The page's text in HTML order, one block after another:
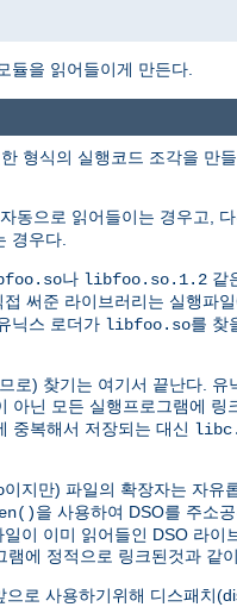
듈을 읽어들이게 만든다.
형식의 실행코드 조각을 만
동으로 읽어들이는 경우고,
경우다.
나 libfoo.so.1.2 같
써준 라이브러리는 실행파
닉스 로더가 libfoo.so를 찾
로) 찾기는 여기서 끝난다. 유
아닌 모든 실행프로그램에 링
중복해서 저장되는 대신
이지만) 파일의 확장자는 자유
을 사용하여 DSO를 주소
이 이미 읽어들인 DSO 라이
에 정적으로 링크된것과 같
로 사용하기위해 디스패치